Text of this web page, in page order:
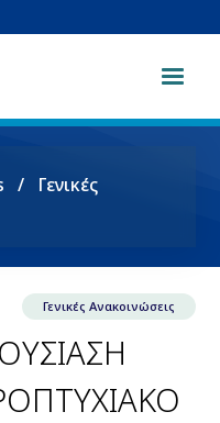
Γενικές
Γενικές Ανακοινώσεις